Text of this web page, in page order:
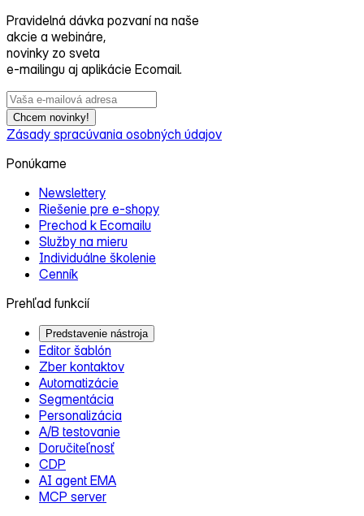
Pravidelná dávka pozvaní na naše
akcie a webináre,
novinky zo sveta
e‑mailingu aj aplikácie Ecomail.
Chcem novinky!
Zásady spracúvania osobných údajov
Ponúkame
Newslettery
Riešenie pre e‑shopy
Prechod k Ecomailu
Služby na mieru
Individuálne školenie
Cenník
Prehľad funkcií
Predstavenie nástroja
Editor šablón
Zber kontaktov
Automatizácie
Segmentácia
Personalizácia
A/B testovanie
Doručiteľnosť
CDP
AI agent EMA
MCP server